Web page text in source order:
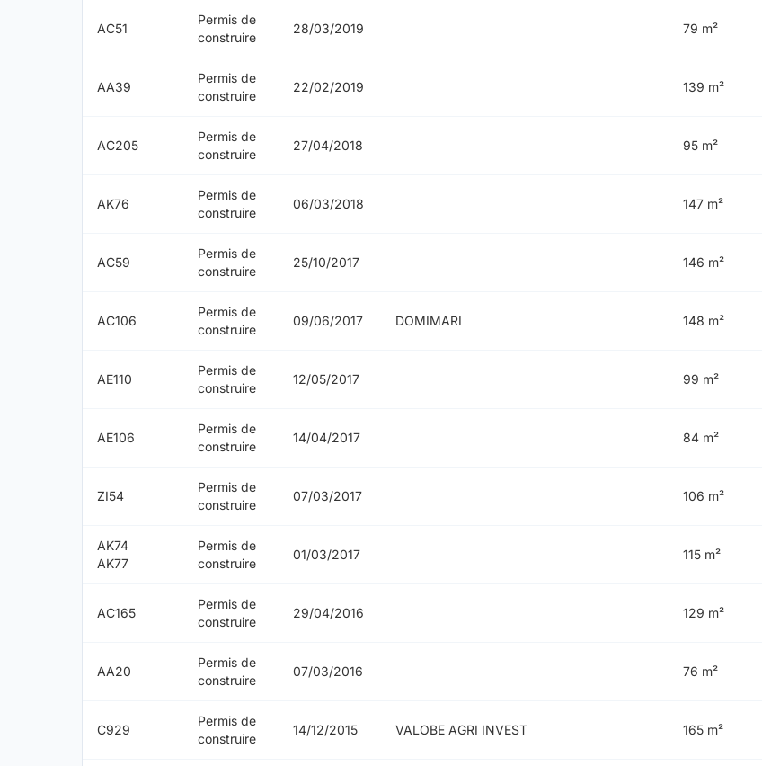
AC51
Permis de
construire
28/03/2019 79 m²
AA39
Permis de
construire
22/02/2019 139 m²
AC205
Permis de
construire
27/04/2018 95 m²
AK76
Permis de
construire
06/03/2018 147 m²
AC59
Permis de
construire
25/10/2017 146 m²
AC106
Permis de
construire
09/06/2017 DOMIMARI 148 m²
AE110
Permis de
construire
12/05/2017 99 m²
AE106
Permis de
construire
14/04/2017 84 m²
ZI54
Permis de
construire
07/03/2017 106 m²
AK74
AK77
Permis de
construire
01/03/2017 115 m²
AC165
Permis de
construire
29/04/2016 129 m²
AA20
Permis de
construire
07/03/2016 76 m²
C929
Permis de
construire
14/12/2015 VALOBE AGRI INVEST 165 m²